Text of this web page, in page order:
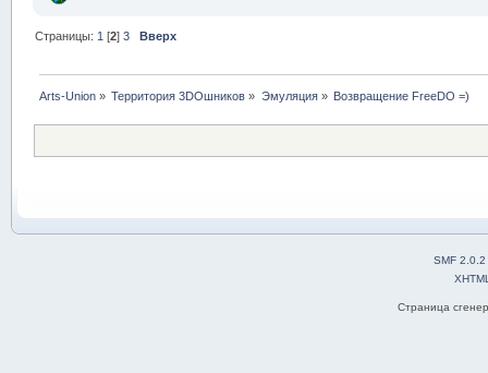
Страницы: 1 [2]3 Вверх
Arts-Union » Территория 3DOшников » Эмуляция» Возвращение FreeDO =)
SMF 2.0.2
Страница